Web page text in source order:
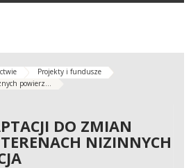
Projekty i fundusze
powierz...
DO ZMIAN
NIZINNYCH